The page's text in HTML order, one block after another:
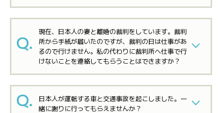
現在、日本人の妻と離婚の裁判をしています。裁判
所から手紙が届いたのですが、裁判の日は仕事があ
るので行けません。私の代わりに裁判所へ仕事で行
けないことを連絡してもらうことはできますか？
日本人が運転する車と交通事故を起こしました。一
緒に謝りに行ってもらえませんか？